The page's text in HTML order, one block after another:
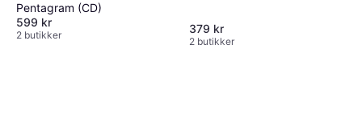
Pentagram (CD)
599 kr
2 butikker 379 kr
2 butikker